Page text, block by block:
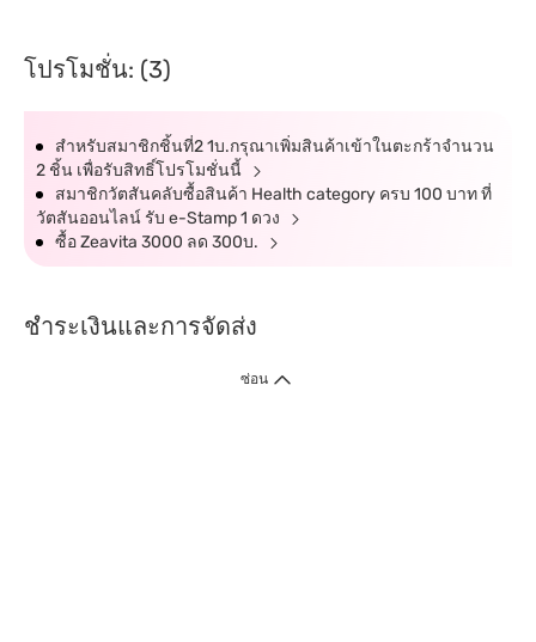
โปรโมชั่น: (3)
สำหรับสมาชิกชิ้นที่2 1บ.กรุณาเพิ่มสินค้าเข้าในตะกร้าจำนวน
2 ชิ้น เพื่อรับสิทธิ์โปรโมชั่นนี้
สมาชิกวัตสันคลับซื้อสินค้า Health category ครบ 100 บาท ที่
วัตสันออนไลน์ รับ e-Stamp 1 ดวง
ซื้อ Zeavita 3000 ลด 300บ.
ชำระเงินและการจัดส่ง
ซ่อน